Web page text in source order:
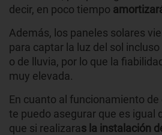
decir, en poco tiempo
Además, los paneles solares
para captar la luz del sol
o de lluvia, por lo que la
muy elevada.
En cuanto al funcionamiento
te puedo asegurar que es igual
que si realizaras la instalación